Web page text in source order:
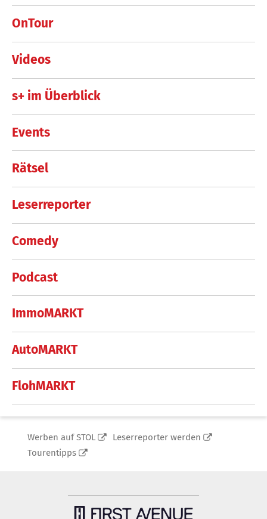
OnTour
Videos
s+ im Überblick
Events
Rätsel
Leserreporter
Comedy
Podcast
ImmoMARKT
AutoMARKT
FlohMARKT
Werben auf STOL
Leserreporter werden
Tourentipps